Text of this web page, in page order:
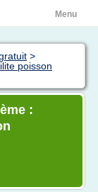
Menu
>
poisson
: